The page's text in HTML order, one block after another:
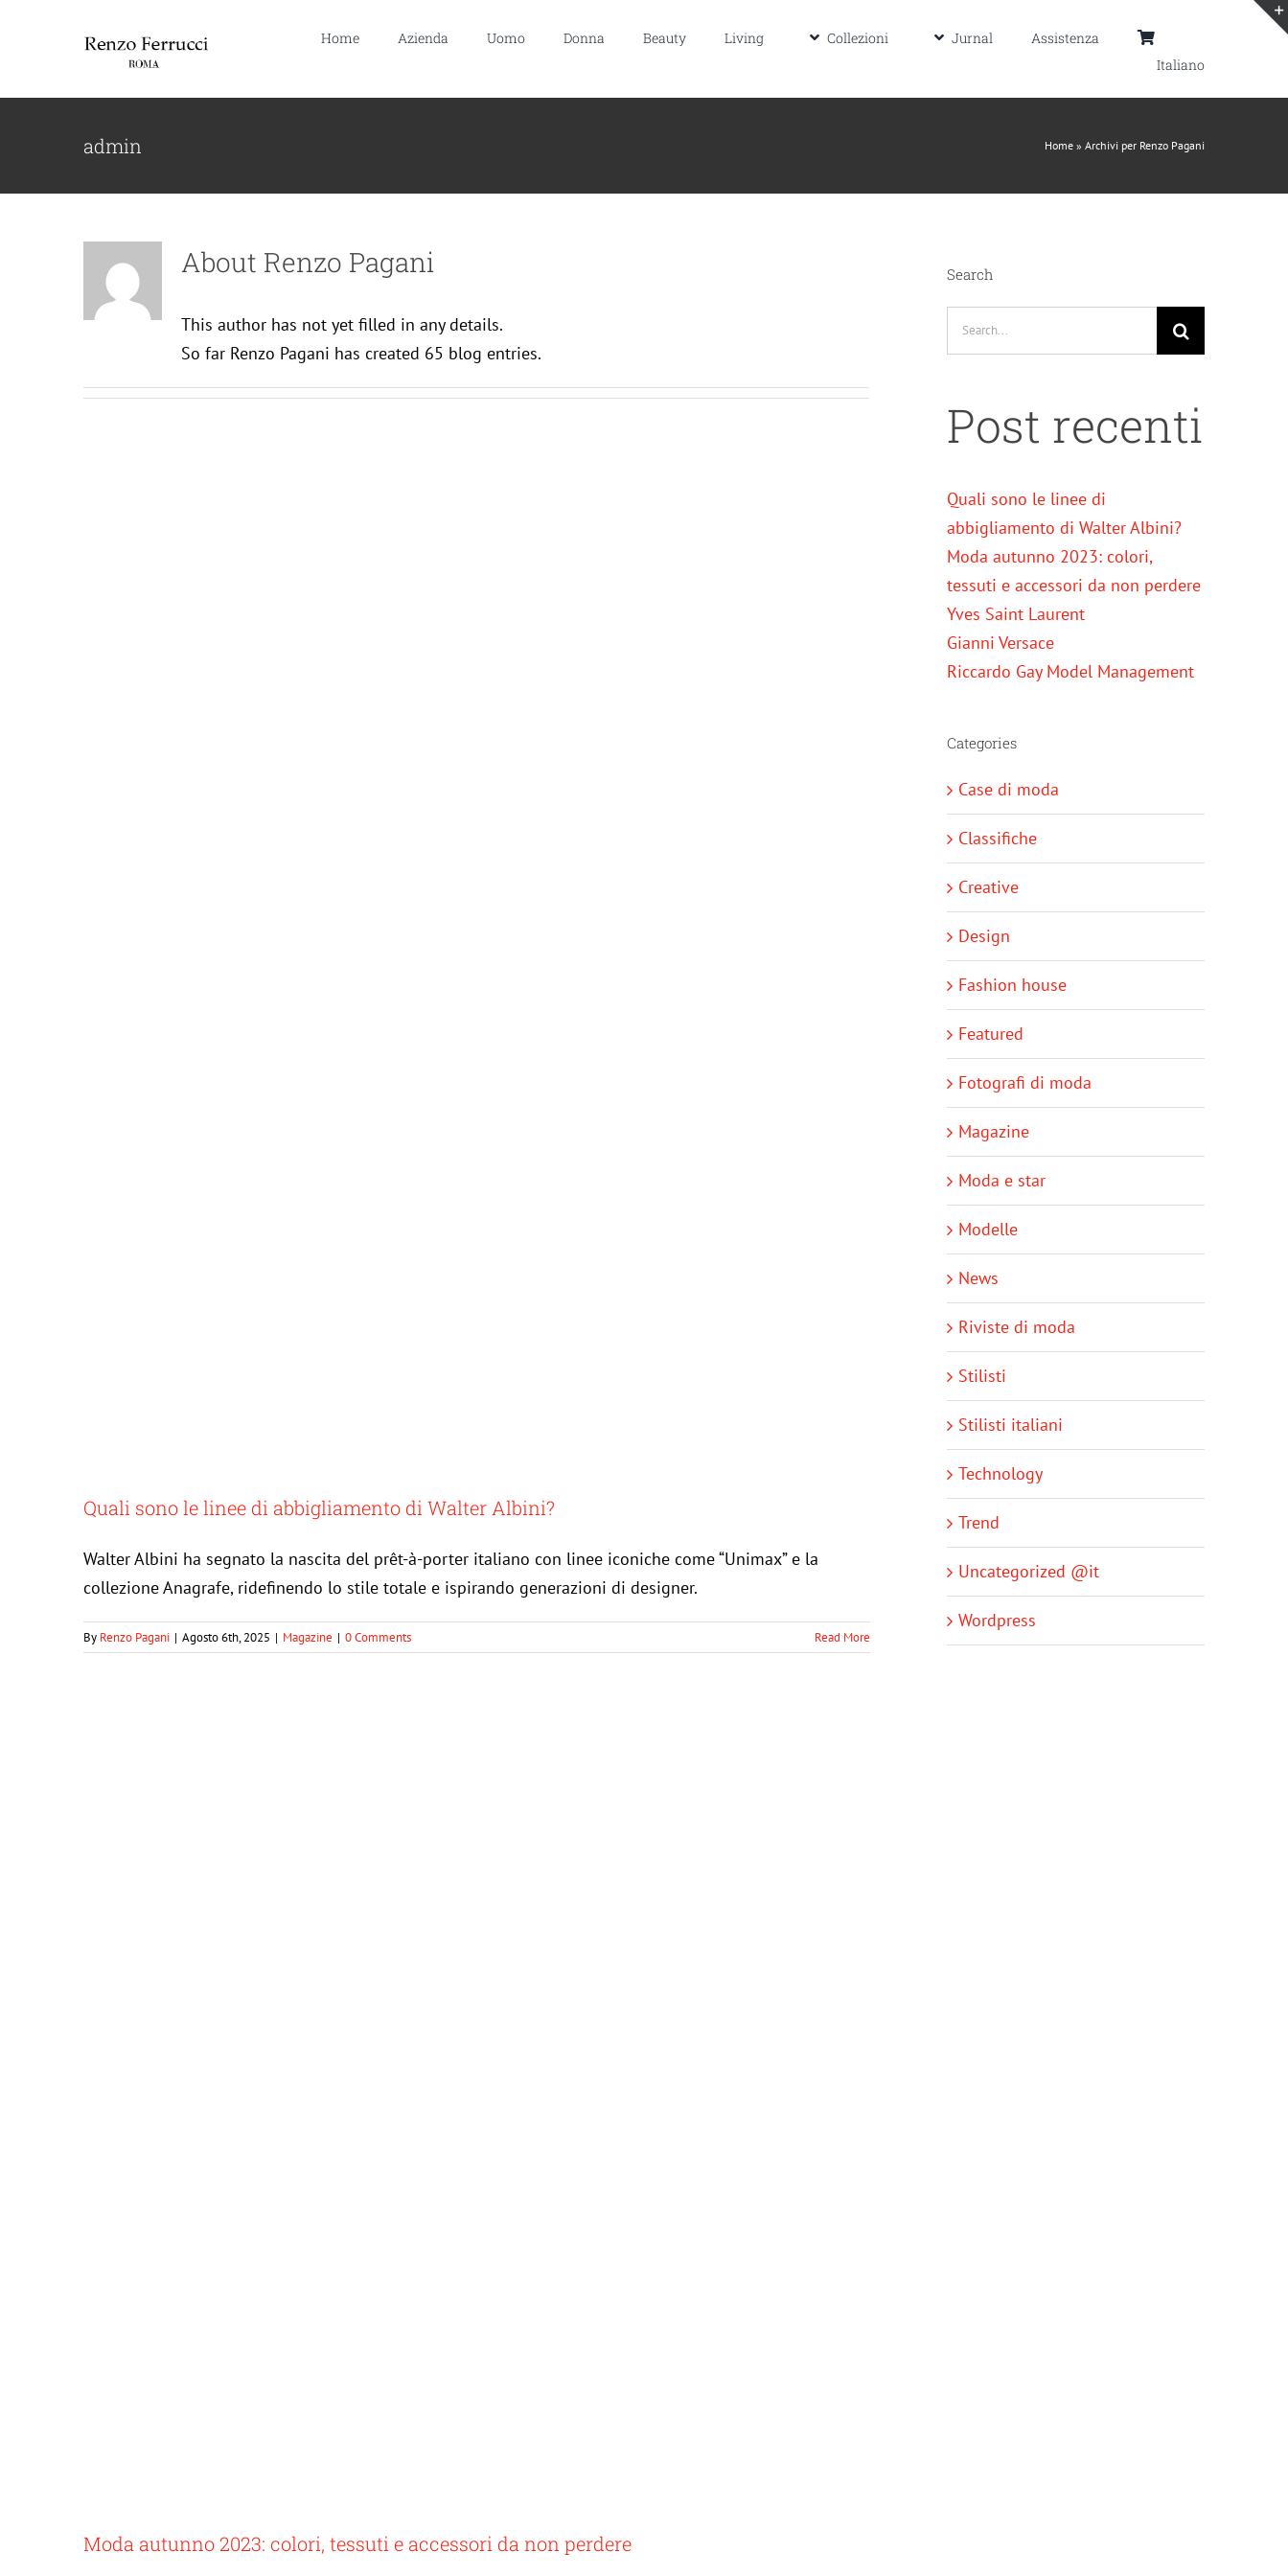
Home Azienda Uomo Donna Beauty Living Collezioni Jurnal
Assistenza
Italiano
admin Home » Archivi per Renzo Pagani
About Renzo Pagani
This author has not yet filled in any details.
So far Renzo Pagani has created 65 blog entries.
Quali sono le linee di abbigliamento di Walter Albini?
Walter Albini ha segnato la nascita del prêt-à-porter italiano con linee iconiche come “Unimax” e la
collezione Anagrafe, ridefinendo lo stile totale e ispirando generazioni di designer.
By Renzo Pagani | Agosto 6th, 2025 | Magazine | 0 Comments Read More
Moda autunno 2023: colori, tessuti e accessori da non perdere
Search
for:
Post recenti
Quali sono le linee di
abbigliamento di Walter Albini?
Moda autunno 2023: colori,
tessuti e accessori da non perdere
Yves Saint Laurent
Gianni Versace
Riccardo Gay Model Management
Categories
Case di moda
Classifiche
Creative
Design
Fashion house
Featured
Fotografi di moda
Magazine
Moda e star
Modelle
News
Riviste di moda
Stilisti
Stilisti italiani
Technology
Trend
Uncategorized @it
Wordpress